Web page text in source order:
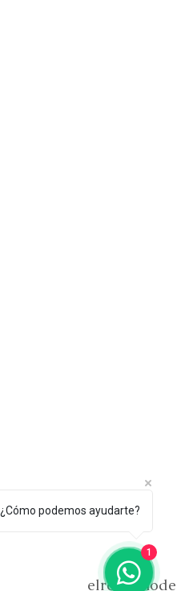
¿Cómo podemos ayudarte?
1